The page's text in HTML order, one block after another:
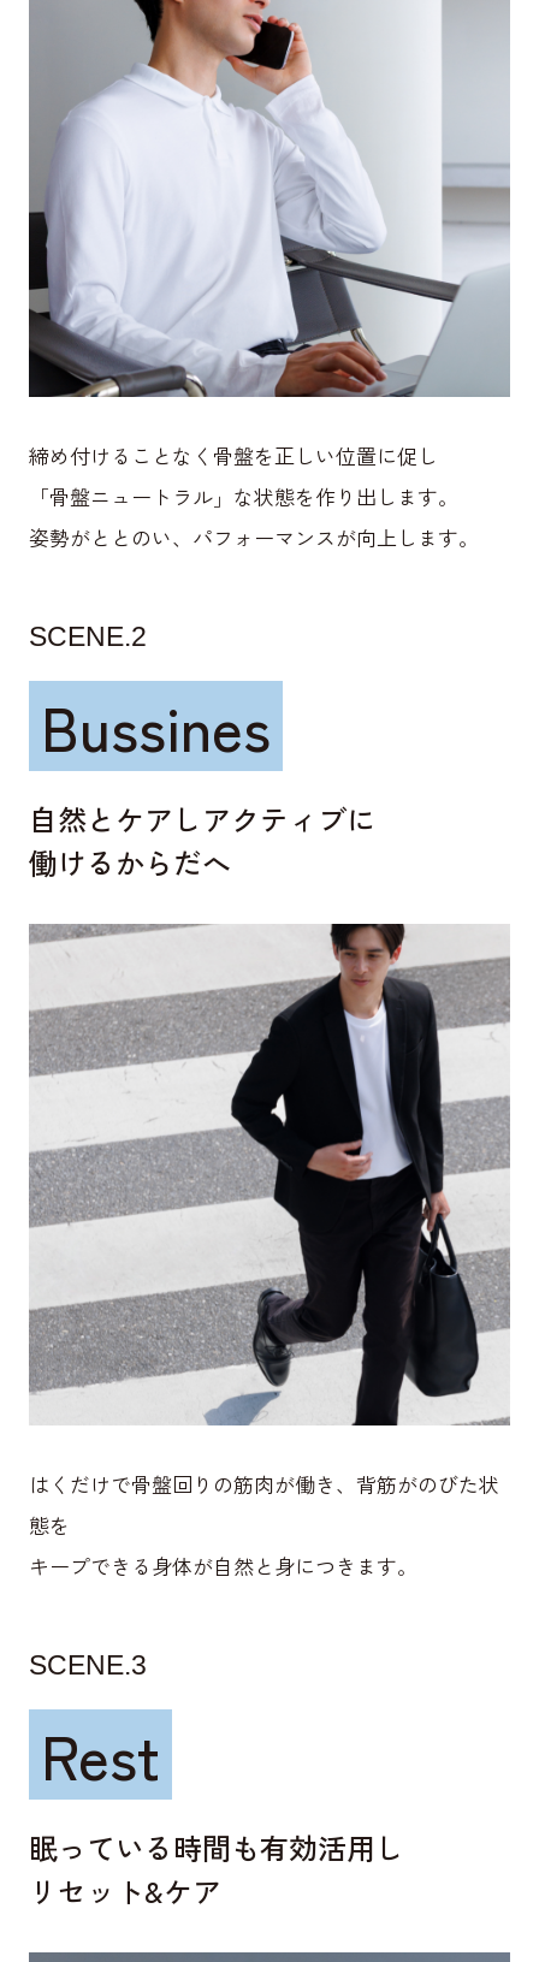
締め付けることなく骨盤を正しい位置に促し
「骨盤ニュートラル」な状態を作り出します。
姿勢がととのい、パフォーマンスが向上します。
SCENE.2
Bussines
自然とケアしアクティブに
働けるからだへ
はくだけで骨盤回りの筋肉が働き、背筋がのびた状
態を
キープできる身体が自然と身につきます。
SCENE.3
Rest
眠っている時間も有効活用し
リセット&ケア